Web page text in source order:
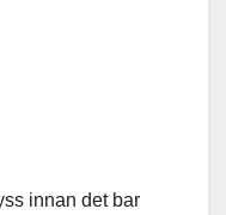
innan det bar